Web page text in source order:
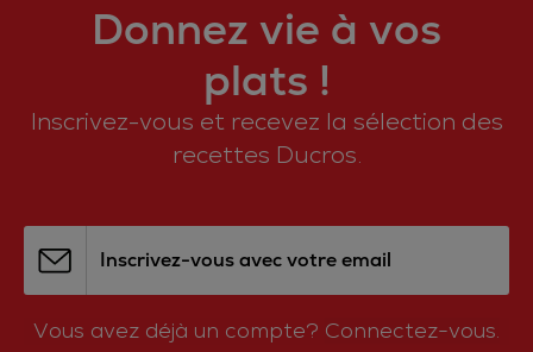
Donnez vie à vos
plats !
Inscrivez-vous et recevez la sélection des
recettes Ducros.
Inscrivez-vous avec votre email
Vous avez déjà un compte? Connectez-vous.